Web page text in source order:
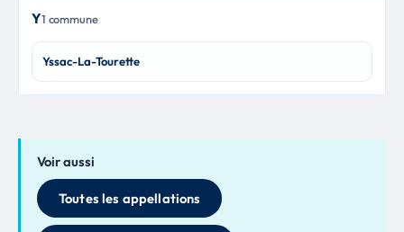
Y1 commune
Yssac-La-Tourette
Voir aussi
Toutes les appellations